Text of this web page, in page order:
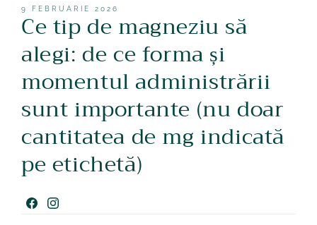
9 FEBRUARIE 2026
Ce tip de magneziu să
alegi: de ce forma și
momentul administrării
sunt importante (nu doar
cantitatea de mg indicată
pe etichetă)
Facebook
Instagram